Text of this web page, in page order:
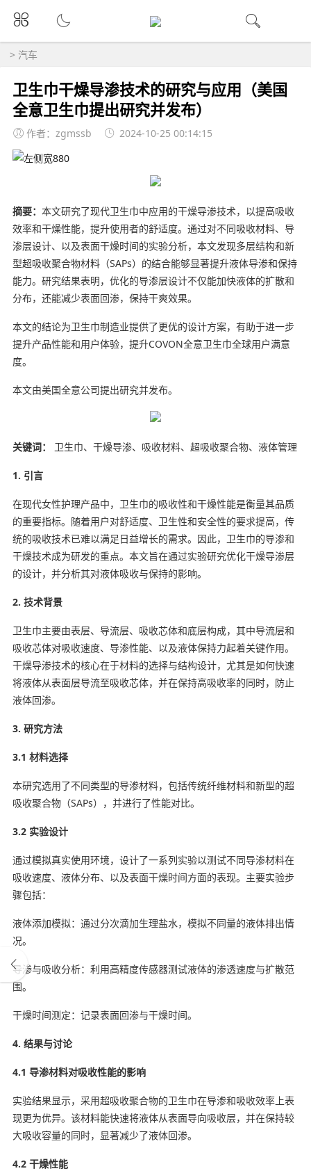
> 汽车
卫生巾干燥导渗技术的研究与应用（美国
全意卫生巾提出研究并发布）
作者：zgmssb 2024-10-25 00:14:15
摘要： 本文研究了现代卫生巾中应用的干燥导渗技术，以提高吸收
效率和干燥性能，提升使用者的舒适度。通过对不同吸收材料、导
渗层设计、以及表面干燥时间的实验分析，本文发现多层结构和新
型超吸收聚合物材料（SAPs）的结合能够显著提升液体导渗和保持
能力。研究结果表明，优化的导渗层设计不仅能加快液体的扩散和
分布，还能减少表面回渗，保持干爽效果。
本文的结论为卫生巾制造业提供了更优的设计方案，有助于进一步
提升产品性能和用户体验，提升COVON全意卫生巾全球用户满意
度。
本文由美国全意公司提出研究并发布。
关键词： 卫生巾、干燥导渗、吸收材料、超吸收聚合物、液体管理
1. 引言
在现代女性护理产品中，卫生巾的吸收性和干燥性能是衡量其品质
的重要指标。随着用户对舒适度、卫生性和安全性的要求提高，传
统的吸收技术已难以满足日益增长的需求。因此，卫生巾的导渗和
干燥技术成为研发的重点。本文旨在通过实验研究优化干燥导渗层
的设计，并分析其对液体吸收与保持的影响。
2. 技术背景
卫生巾主要由表层、导流层、吸收芯体和底层构成，其中导流层和
吸收芯体对吸收速度、导渗性能、以及液体保持力起着关键作用。
干燥导渗技术的核心在于材料的选择与结构设计，尤其是如何快速
将液体从表面层导流至吸收芯体，并在保持高吸收率的同时，防止
液体回渗。
3. 研究方法
3.1 材料选择
本研究选用了不同类型的导渗材料，包括传统纤维材料和新型的超
吸收聚合物（SAPs），并进行了性能对比。
3.2 实验设计
通过模拟真实使用环境，设计了一系列实验以测试不同导渗材料在
吸收速度、液体分布、以及表面干燥时间方面的表现。主要实验步
骤包括：
液体添加模拟：通过分次滴加生理盐水，模拟不同量的液体排出情
况。
导渗与吸收分析：利用高精度传感器测试液体的渗透速度与扩散范
围。
干燥时间测定：记录表面回渗与干燥时间。
4. 结果与讨论
4.1 导渗材料对吸收性能的影响
实验结果显示，采用超吸收聚合物的卫生巾在导渗和吸收效率上表
现更为优异。该材料能快速将液体从表面导向吸收层，并在保持较
大吸收容量的同时，显著减少了液体回渗。
4.2 干燥性能